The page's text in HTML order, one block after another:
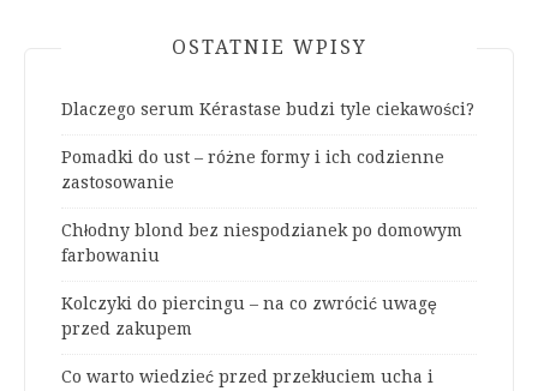
OSTATNIE WPISY
Dlaczego serum Kérastase budzi tyle ciekawości?
Pomadki do ust – różne formy i ich codzienne
zastosowanie
Chłodny blond bez niespodzianek po domowym
farbowaniu
Kolczyki do piercingu – na co zwrócić uwagę
przed zakupem
Co warto wiedzieć przed przekłuciem ucha i